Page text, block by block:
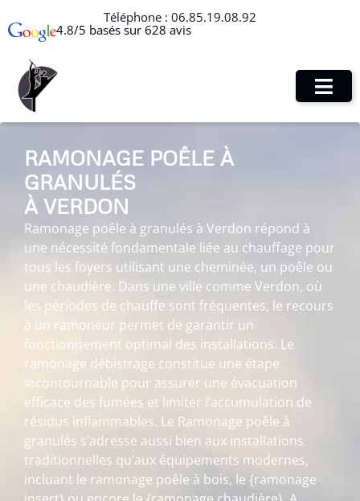
Téléphone : 06.85.19.08.92
4.8/5 basés sur 628 avis
RAMONAGE POÊLE À
GRANULÉS
À VERDON
Ramonage poêle à granulés à Verdon répond à
une nécessité fondamentale liée au chauffage pour
tous les foyers utilisant une cheminée, un poêle ou
une chaudière. Dans une ville comme Verdon, où
les périodes de chauffe sont fréquentes, le recours
à un ramoneur permet de garantir un
fonctionnement optimal des installations. Le
ramonage débistrage constitue une étape
incontournable pour assurer une évacuation
efficace des fumées et limiter l’accumulation de
résidus inflammables. Le Ramonage poêle à
granulés s’adresse aussi bien aux installations
traditionnelles qu’aux équipements modernes,
incluant le ramonage poêle à bois, le {ramonage